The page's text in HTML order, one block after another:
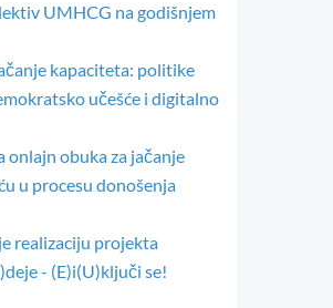
UMHCG na godišnjem
kapaciteta: politike
učešće i digitalno
onlajn obuka za jačanje
u procesu donošenja
realizaciju projekta
- (E)i(U)ključi se!